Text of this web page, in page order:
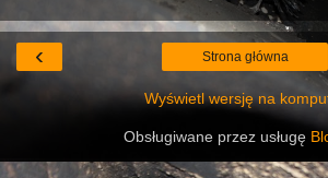
‹ Strona główna
Wyświetl wersję na
Obsługiwane przez usługę